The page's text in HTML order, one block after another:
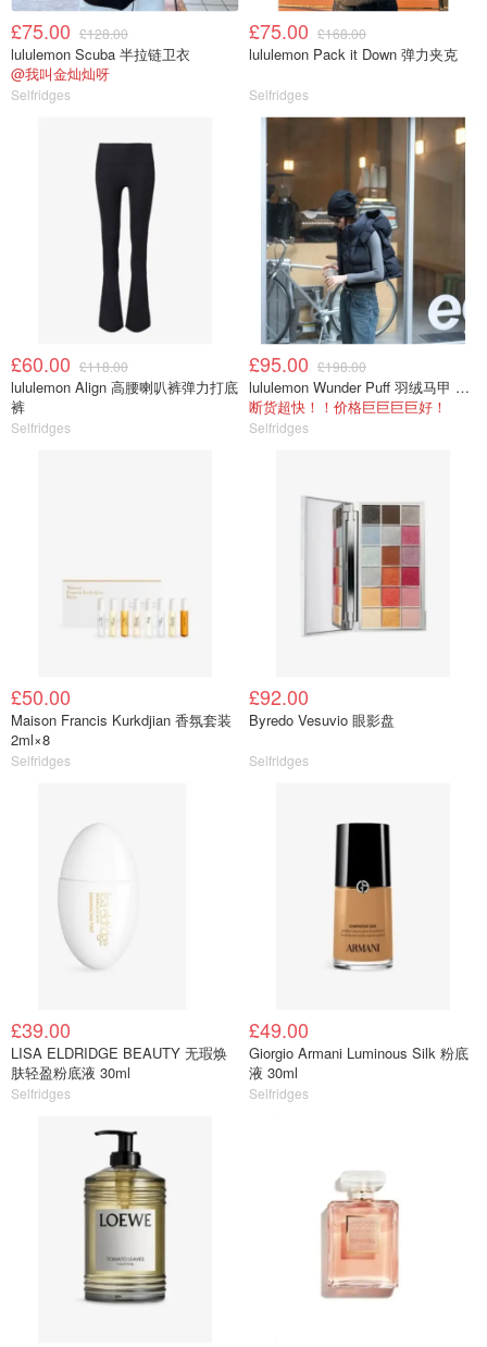
£75.00 £128.00
lululemon Scuba 半拉链卫衣
@我叫金灿灿呀
Selfridges
£75.00 £168.00
lululemon Pack it Down 弹力夹克
Selfridges
£60.00 £118.00
lululemon Align 高腰喇叭裤弹力打底
裤
Selfridges
£95.00 £198.00
lululemon Wunder Puff 羽绒马甲 带帽
断货超快！！价格巨巨巨巨好！
Selfridges
£50.00
Maison Francis Kurkdjian 香氛套装
2ml×8
Selfridges
£92.00
Byredo Vesuvio 眼影盘
Selfridges
£39.00
LISA ELDRIDGE BEAUTY 无瑕焕
肤轻盈粉底液 30ml
Selfridges
£49.00
Giorgio Armani Luminous Silk 粉底
液 30ml
Selfridges